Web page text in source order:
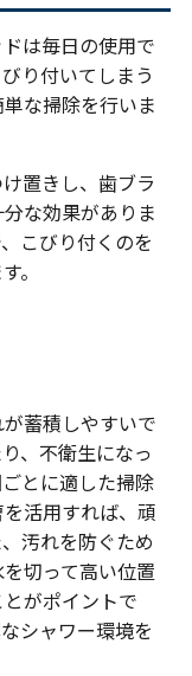
は毎日の使用で
り付いてしまう
な掃除を行いま
置きし、歯ブラ
な効果がありま
こびり付くのを
。
蓄積しやすいで
、不衛生になっ
とに適した掃除
活用すれば、頑
汚れを防ぐため
切って高い位置
がポイントで
シャワー環境を